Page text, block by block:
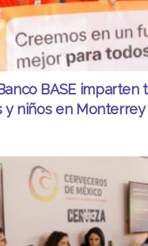
BASE imparten
y niños en Monterrey